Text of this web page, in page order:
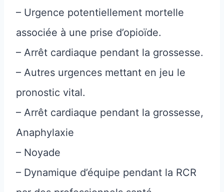
– Urgence potentiellement mortelle
associée à une prise d’opioïde.
– Arrêt cardiaque pendant la grossesse.
– Autres urgences mettant en jeu le
pronostic vital.
– Arrêt cardiaque pendant la grossesse,
Anaphylaxie
– Noyade
– Dynamique d’équipe pendant la RCR